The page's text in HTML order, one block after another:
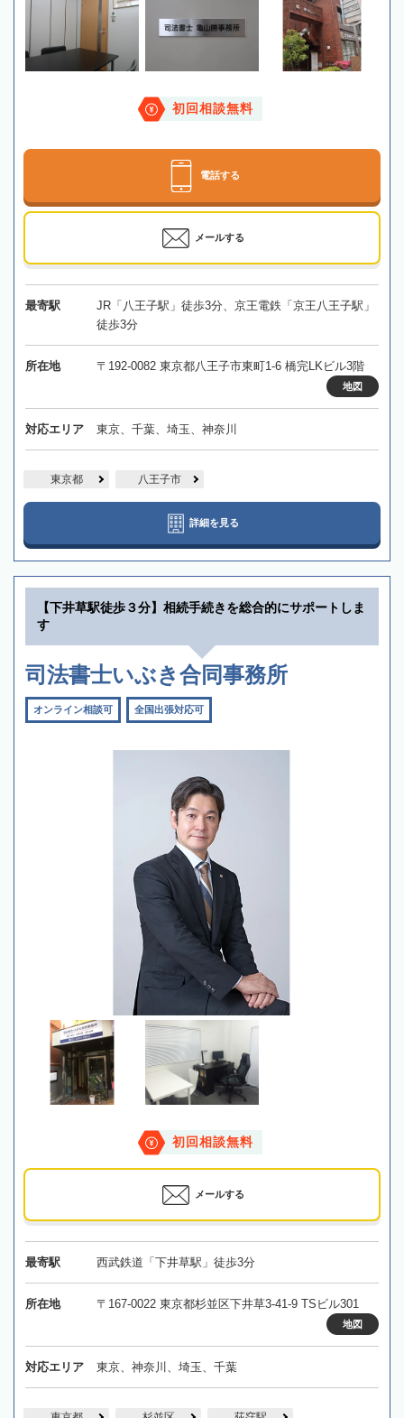
初回相談無料
電話する
メールする
最寄駅
JR「八王子駅」徒歩3分、京王電鉄「京王八王子駅」
徒歩3分
所在地 〒192-0082 東京都八王子市東町1-6 橋完LKビル3階
地図
対応エリア 東京、千葉、埼玉、神奈川
東京都 八王子市
詳細を見る
【下井草駅徒歩３分】相続手続きを総合的にサポートしま
す
司法書士いぶき合同事務所
オンライン相談可 全国出張対応可
初回相談無料
メールする
最寄駅 西武鉄道「下井草駅」徒歩3分
所在地 〒167-0022 東京都杉並区下井草3-41-9 TSビル301
地図
対応エリア 東京、神奈川、埼玉、千葉